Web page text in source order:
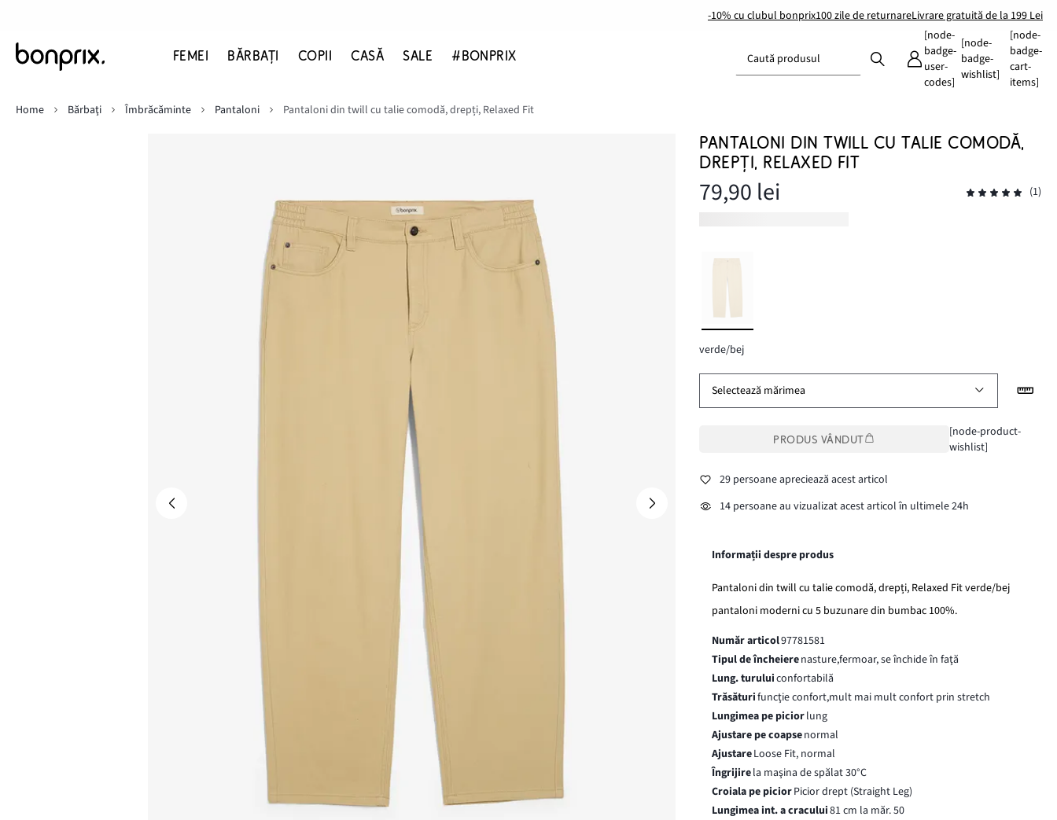
-10% cu clubul bonprix100 zile de returnareLivrare gratuită de la 199 Lei
FEMEI BĂRBAŢI COPII CASĂ SALE #BONPRIX Caută produsul
[node-
badge-
user-
codes]
[node-
badge-
wishlist]
[node-
badge-
cart-
items]
Home
Bărbaţi Îmbrăcăminte Pantaloni Pantaloni din twill cu talie comodă, drepți, Relaxed Fit
PANTALONI DIN TWILL CU TALIE COMODĂ,
DREPȚI, RELAXED FIT
79,90 lei (1)
verde/bej
Selectează mărimea
PRODUS VÂNDUT
[node-product-
wishlist]
29 persoane apreciează acest articol
14 persoane au vizualizat acest articol în ultimele 24h
Informații despre produs
Pantaloni din twill cu talie comodă, drepți, Relaxed Fit verde/bej
pantaloni moderni cu 5 buzunare din bumbac 100%.
Număr articol97781581
Tipul de încheierenasture,fermoar, se închide în faţă
Lung. turuluiconfortabilă
Trăsăturifuncţie confort,mult mai mult confort prin stretch
Lungimea pe piciorlung
Ajustare pe coapsenormal
AjustareLoose Fit, normal
Îngrijirela maşina de spălat 30°C
Croiala pe piciorPicior drept (Straight Leg)
Lungimea int. a cracului81 cm la măr. 50